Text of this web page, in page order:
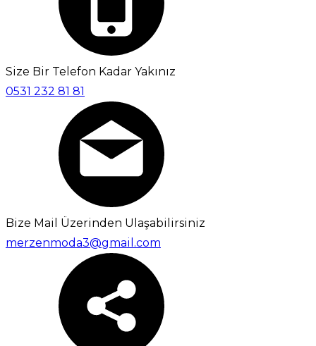
Size Bir Telefon Kadar Yakınız
0531 232 81 81
Bize Mail Üzerinden Ulaşabilirsiniz
merzenmoda3@gmail.com